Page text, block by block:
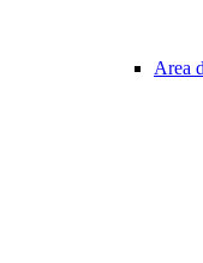
Area